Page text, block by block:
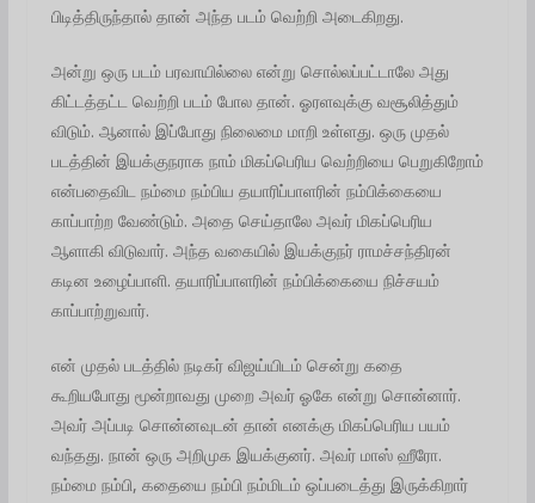
பிடித்திருந்தால் தான் அந்த படம் வெற்றி அடைகிறது.
அன்று ஒரு படம் பரவாயில்லை என்று சொல்லப்பட்டாலே அது
கிட்டத்தட்ட வெற்றி படம் போல தான். ஓரளவுக்கு வசூலித்தும்
விடும். ஆனால் இப்போது நிலைமை மாறி உள்ளது. ஒரு முதல்
படத்தின் இயக்குநராக நாம் மிகப்பெரிய வெற்றியை பெறுகிறோம்
என்பதைவிட நம்மை நம்பிய தயாரிப்பாளரின் நம்பிக்கையை
காப்பாற்ற வேண்டும். அதை செய்தாலே அவர் மிகப்பெரிய
ஆளாகி விடுவார். அந்த வகையில் இயக்குநர் ராமச்சந்திரன்
கடின உழைப்பாளி. தயாரிப்பாளரின் நம்பிக்கையை நிச்சயம்
காப்பாற்றுவார்.
என் முதல் படத்தில் நடிகர் விஜய்யிடம் சென்று கதை
கூறியபோது மூன்றாவது முறை அவர் ஓகே என்று சொன்னார்.
அவர் அப்படி சொன்னவுடன் தான் எனக்கு மிகப்பெரிய பயம்
வந்தது. நான் ஒரு அறிமுக இயக்குனர். அவர் மாஸ் ஹீரோ.
நம்மை நம்பி, கதையை நம்பி நம்மிடம் ஒப்படைத்து இருக்கிறார்